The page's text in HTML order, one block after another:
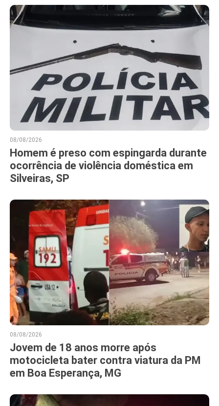
08/08/2026
Homem é preso com espingarda durante
ocorrência de violência doméstica em
Silveiras, SP
08/08/2026
Jovem de 18 anos morre após
motocicleta bater contra viatura da PM
em Boa Esperança, MG